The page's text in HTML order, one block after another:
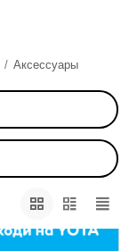
/ Аксессуары